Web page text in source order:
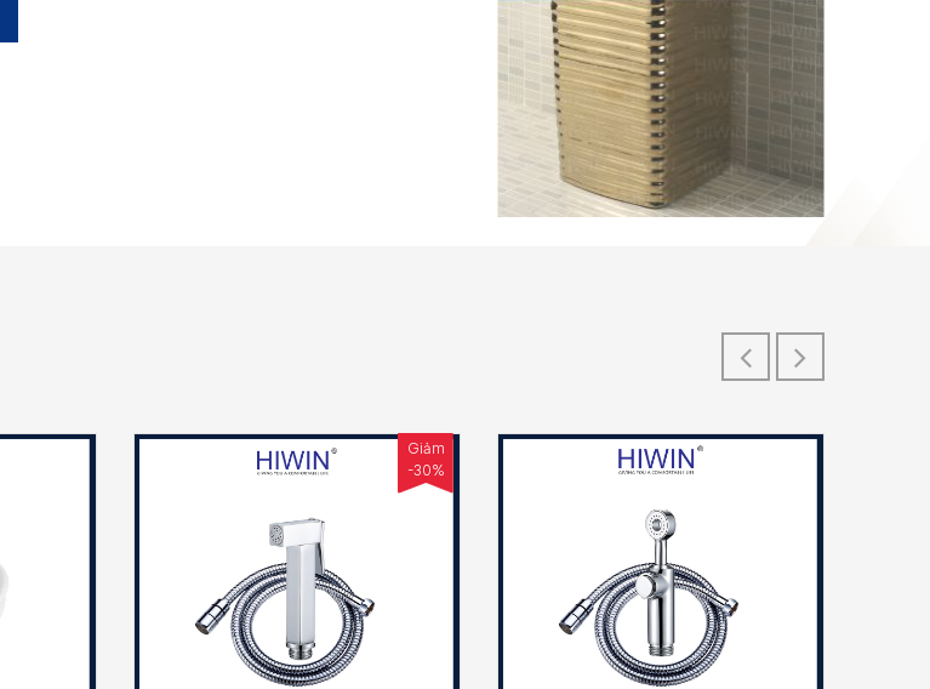
Giảm
-30%